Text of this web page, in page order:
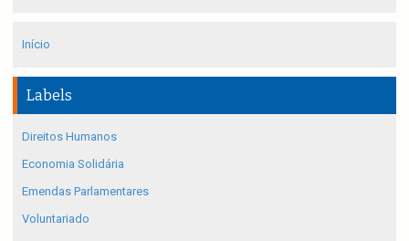
Início
Labels
Direitos Humanos
Economia Solidária
Emendas Parlamentares
Voluntariado